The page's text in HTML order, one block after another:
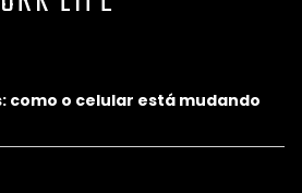
como o celular está mudando